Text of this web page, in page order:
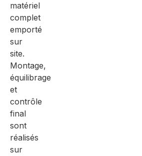
matériel
complet
emporté
sur
site.
Montage,
équilibrage
et
contrôle
final
sont
réalisés
sur